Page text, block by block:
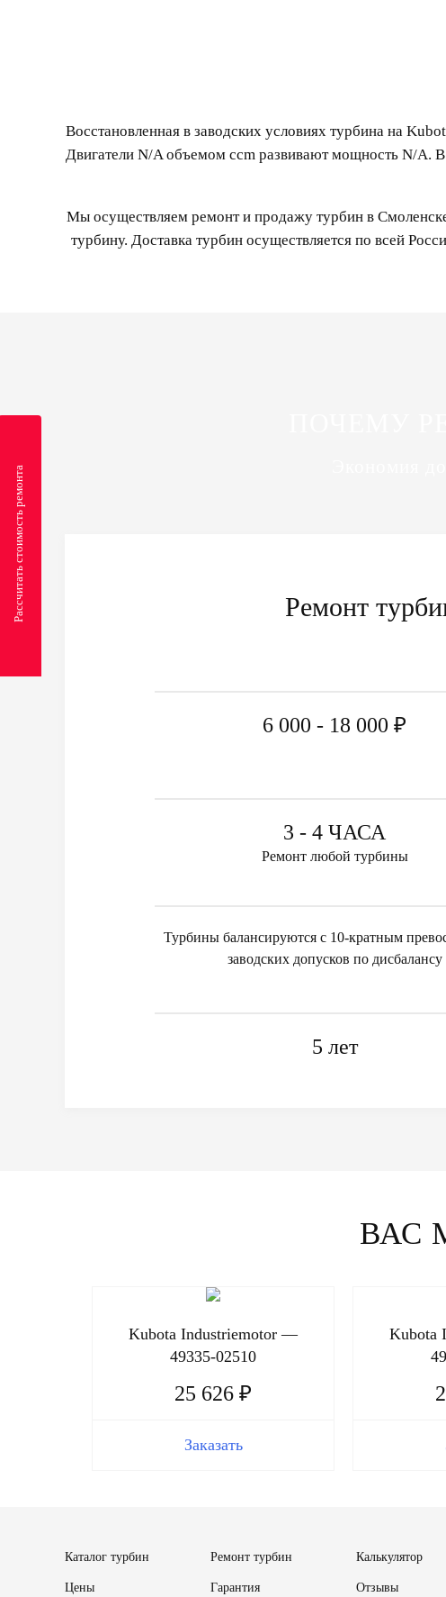
Восстановленная в заводских условиях турбина на
Двигатели N/A объемом ccm развивают мощность N/A.
Мы осуществляем ремонт и продажу турбин в
турбину. Доставка турбин осуществляется по всей
Ремонт
6 000 - 18 000 ₽
3 - 4 ЧАСА
Ремонт любой турбины
Турбины балансируются с 10-кратным
заводских допусков по дисбалансу
5 лет
ВАС
Kubota Industriemotor —
49335-02510
25 626 ₽
Заказать
Kubota
Каталог турбин Ремонт турбин Калькулятор
Цены Гарантия Отзывы
Рассчитать стоимость ремонта